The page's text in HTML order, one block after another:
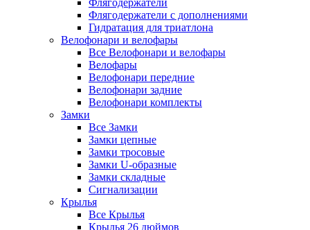
Флягодержатели
Флягодержатели с дополнениями
Гидратация для триатлона
Велофонари и велофары
Все Велофонари и велофары
Велофары
Велофонари передние
Велофонари задние
Велофонари комплекты
Замки
Все Замки
Замки цепные
Замки тросовые
Замки U-образные
Замки складные
Сигнализации
Крылья
Все Крылья
Крылья 26 дюймов